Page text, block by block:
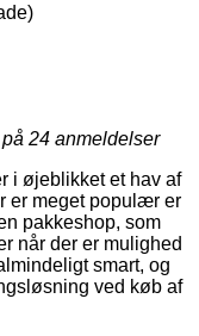
24 anmeldelser
i øjeblikket et hav af
er meget populær er
pakkeshop, som
når der er mulighed
smart, og
ved køb af